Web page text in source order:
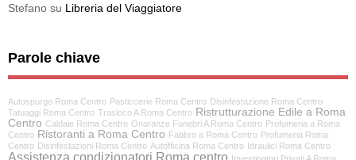
Stefano su Libreria del Viaggiatore
Parole chiave
Autospurgo Roma Centro Pasticcerie Roma Centro Disinfestazione Roma Centro
Tatuaggi Roma Centro Trasloco A Roma Centro Ristrutturazione Edile a Roma
Centro Caldaie Roma Centro Onoranze Funebri A Roma Centro Profumeria a Roma
Centro Ristoranti a Roma Centro Fabbro a Roma Centro Profumeria Roma
Centro Disinfestazioni Roma Centro Autofficina Roma Centro Idraulici Roma Centro
Assistenza condizionatori Roma centro